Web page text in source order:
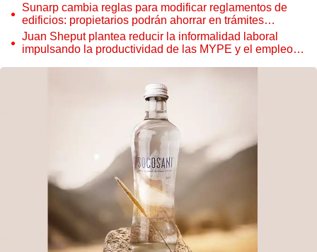
Sunarp cambia reglas para modificar reglamentos de
edificios: propietarios podrán ahorrar en trámites
notariales
Juan Sheput plantea reducir la informalidad laboral
impulsando la productividad de las MYPE y el empleo